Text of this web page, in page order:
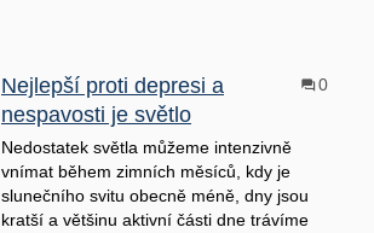
Nejlepší proti depresi a
nespavosti je světlo
0
Nedostatek světla můžeme intenzivně
vnímat během zimních měsíců, kdy je
slunečního svitu obecně méně, dny jsou
kratší a většinu aktivní části dne trávíme